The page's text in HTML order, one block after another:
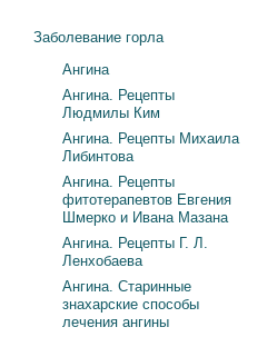
Заболевание горла
Ангина
Ангина. Рецепты
Людмилы Ким
Ангина. Рецепты Михаила
Либинтова
Ангина. Рецепты
фитотерапевтов Евгения
Шмерко и Ивана Мазана
Ангина. Рецепты Г. Л.
Ленхобаева
Ангина. Старинные
знахарские способы
лечения ангины